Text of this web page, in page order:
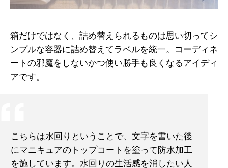
箱だけではなく、詰め替えられるものは思い切ってシ
ンプルな容器に詰め替えてラベルを統一。コーディネ
ートの邪魔をしないかつ使い勝手も良くなるアイディ
アです。
こちらは水回りということで、文字を書いた後
にマニキュアのトップコートを塗って防水加工
を施しています。水回りの生活感を消したい人